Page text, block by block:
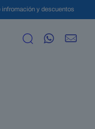
infromación y descuentos